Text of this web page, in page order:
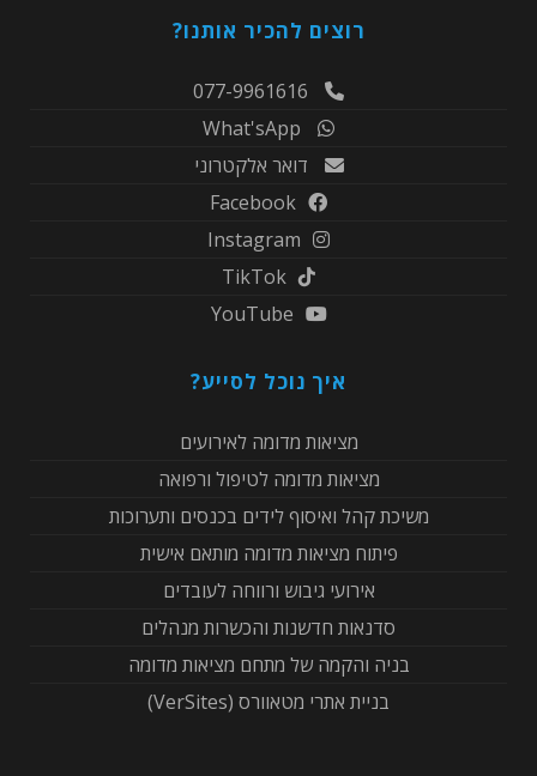
רוצים להכיר אותנו?
דואר אלקטרוני
Facebook
Instagram
TikTok
YouTube
איך נוכל לסייע?
מציאות מדומה לאירועים
מציאות מדומה לטיפול ורפואה
משיכת קהל ואיסוף לידים בכנסים ותערוכות
פיתוח מציאות מדומה מותאם אישית
אירועי גיבוש ורווחה לעובדים
סדנאות חדשנות והכשרות מנהלים
בניה והקמה של מתחם מציאות מדומה
בניית אתרי מטאוורס (VerSites)